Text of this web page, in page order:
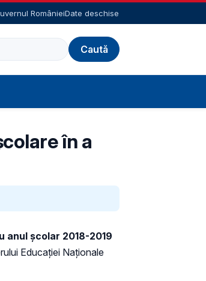
RomânieiDate deschise
în a
anul școlar 2018-2019
Educației Naționale